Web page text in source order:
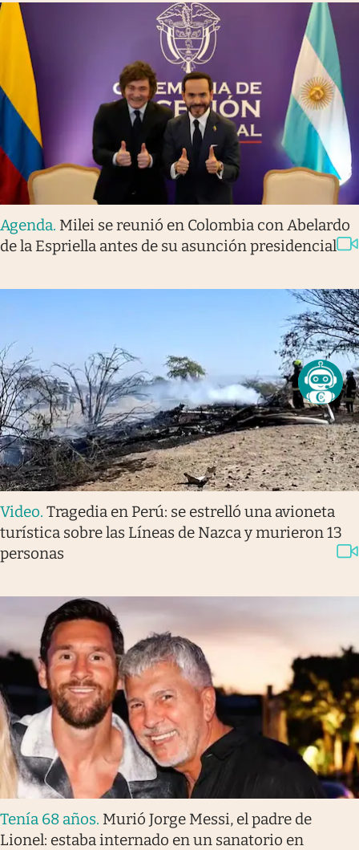
Agenda. Milei se reunió en Colombia con Abelardo
de la Espriella antes de su asunción presidencial
Video. Tragedia en Perú: se estrelló una avioneta
turística sobre las Líneas de Nazca y murieron 13
personas
Tenía 68 años. Murió Jorge Messi, el padre de
Lionel: estaba internado en un sanatorio en